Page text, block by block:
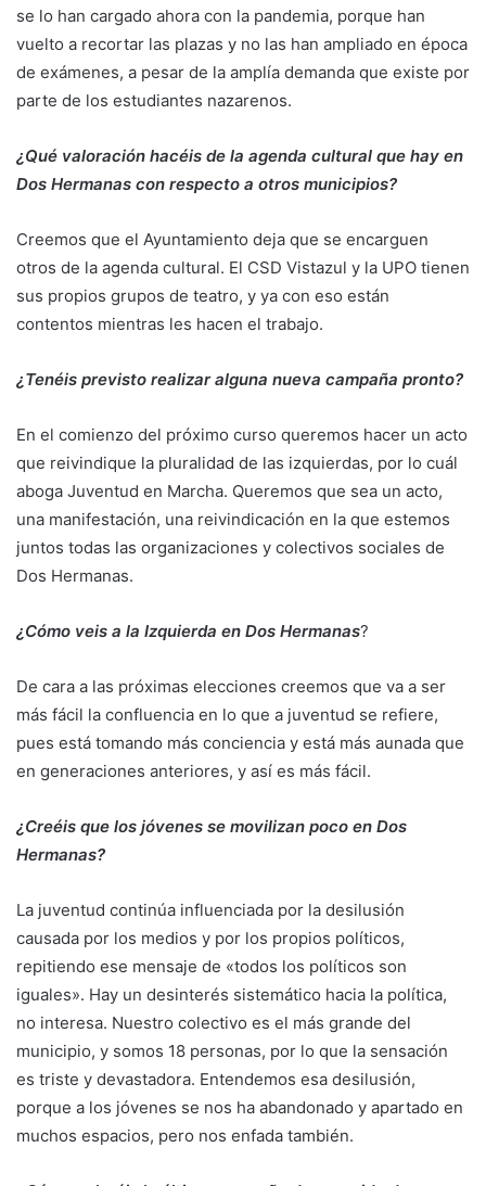
se lo han cargado ahora con la pandemia, porque han
vuelto a recortar las plazas y no las han ampliado en época
de exámenes, a pesar de la amplía demanda que existe por
parte de los estudiantes nazarenos.
¿Qué valoración hacéis de la agenda cultural que hay en
Dos Hermanas con respecto a otros municipios?
Creemos que el Ayuntamiento deja que se encarguen
otros de la agenda cultural. El CSD Vistazul y la UPO tienen
sus propios grupos de teatro, y ya con eso están
contentos mientras les hacen el trabajo.
¿Tenéis previsto realizar alguna nueva campaña pronto?
En el comienzo del próximo curso queremos hacer un acto
que reivindique la pluralidad de las izquierdas, por lo cuál
aboga Juventud en Marcha. Queremos que sea un acto,
una manifestación, una reivindicación en la que estemos
juntos todas las organizaciones y colectivos sociales de
Dos Hermanas.
¿Cómo veis a la Izquierda en Dos Hermanas?
De cara a las próximas elecciones creemos que va a ser
más fácil la confluencia en lo que a juventud se refiere,
pues está tomando más conciencia y está más aunada que
en generaciones anteriores, y así es más fácil.
¿Creéis que los jóvenes se movilizan poco en Dos
Hermanas?
La juventud continúa influenciada por la desilusión
causada por los medios y por los propios políticos,
repitiendo ese mensaje de «todos los políticos son
iguales». Hay un desinterés sistemático hacia la política,
no interesa. Nuestro colectivo es el más grande del
municipio, y somos 18 personas, por lo que la sensación
es triste y devastadora. Entendemos esa desilusión,
porque a los jóvenes se nos ha abandonado y apartado en
muchos espacios, pero nos enfada también.